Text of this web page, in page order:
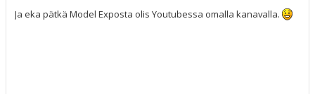
Ja eka pätkä Model Exposta olis Youtubessa omalla kanavalla.